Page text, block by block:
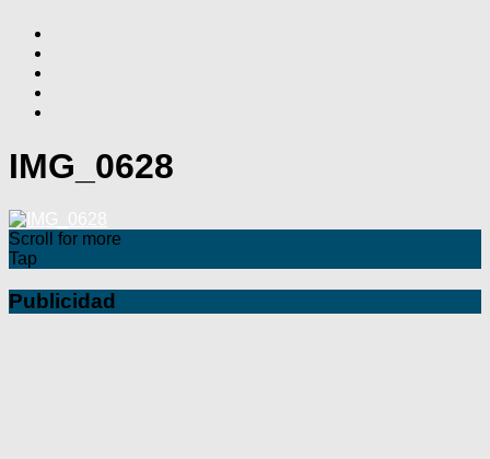
IMG_0628
Scroll for more
Tap
Publicidad